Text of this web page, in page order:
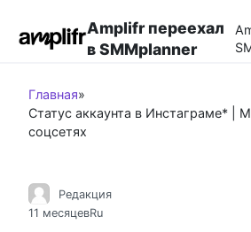
контенту
Amplifr переехал
в SMMplanner
Главная»
Статус аккаунта в Инстаграме* |
соцсетях
Редакция
11 месяцевRu